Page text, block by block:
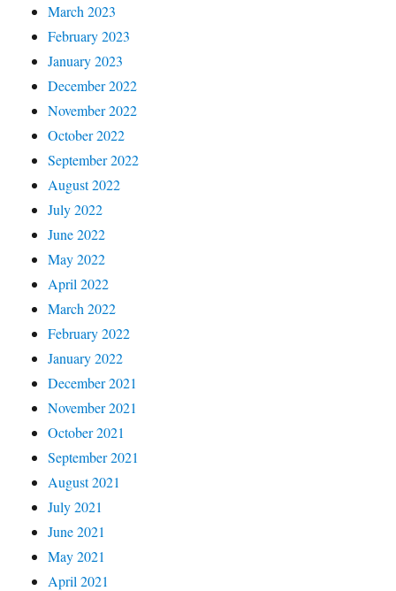
March 2023
February 2023
January 2023
December 2022
November 2022
October 2022
September 2022
August 2022
July 2022
June 2022
May 2022
April 2022
March 2022
February 2022
January 2022
December 2021
November 2021
October 2021
September 2021
August 2021
July 2021
June 2021
May 2021
April 2021